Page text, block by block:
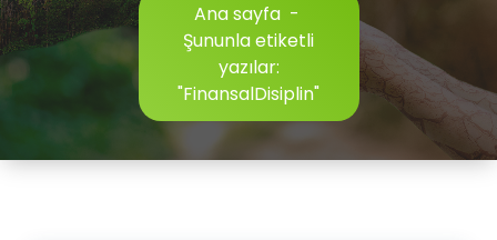
Ana sayfa-
Şununla etiketli
yazılar:
"FinansalDisiplin"